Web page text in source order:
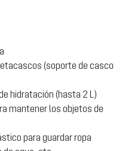
(soporte de casco
hidratación (hasta 2 L)
mantener los objetos de
para guardar ropa